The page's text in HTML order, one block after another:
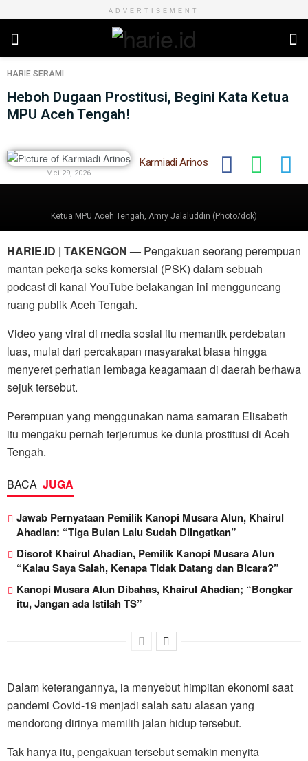
ADVERTISEMENT
HARIE SERAMI
Heboh Dugaan Prostitusi, Begini Kata Ketua
MPU Aceh Tengah!
Karmiadi Arinos
Mei 29, 2026
Ketua MPU Aceh Tengah, Amry Jalaluddin (Photo/dok)
HARIE.ID | TAKENGON — Pengakuan seorang perempuan
mantan pekerja seks komersial (PSK) dalam sebuah
podcast di kanal YouTube belakangan ini mengguncang
ruang publik Aceh Tengah.
Video yang viral di media sosial itu memantik perdebatan
luas, mulai dari percakapan masyarakat biasa hingga
menyeret perhatian lembaga keagamaan di daerah berhawa
sejuk tersebut.
Perempuan yang menggunakan nama samaran Elisabeth
itu mengaku pernah terjerumus ke dunia prostitusi di Aceh
Tengah.
BACA JUGA
Jawab Pernyataan Pemilik Kanopi Musara Alun, Khairul
Ahadian: “Tiga Bulan Lalu Sudah Diingatkan”
Disorot Khairul Ahadian, Pemilik Kanopi Musara Alun
“Kalau Saya Salah, Kenapa Tidak Datang dan Bicara?”
Kanopi Musara Alun Dibahas, Khairul Ahadian; “Bongkar
itu, Jangan ada Istilah TS”
Dalam keterangannya, ia menyebut himpitan ekonomi saat
pandemi Covid-19 menjadi salah satu alasan yang
mendorong dirinya memilih jalan hidup tersebut.
Tak hanya itu, pengakuan tersebut semakin menyita